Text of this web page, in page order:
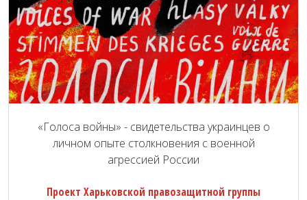
«Голоса войны» - свидетельства украинцев о
личном опыте столкновения с военной
агрессией России
Проект Харьковской правозащитной группы